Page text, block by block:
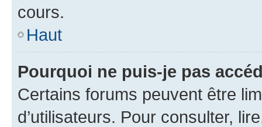
cours.
Haut
Pourquoi ne puis-je pas
Certains forums peuvent être
d’utilisateurs. Pour consulter,